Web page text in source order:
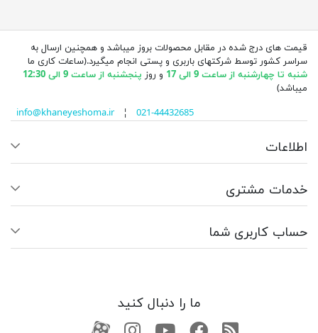
قیمت های درج شده در مقابل محصولات بروز میباشد و همچنین ارسال به
سراسر کشور توسط شرکتهای باربری و پستی انجام میگیرد.(ساعات کاری ما
شنبه تا چهارشنبه از ساعت 9 الی 17
و روز پنجشنبه از ساعت 9 الی 12:30
میباشد)
info@khaneyeshoma.ir¦ 021-44432685
اطلاعات
خدمات مشتری
حساب کاربری شما
ما را دنبال کنید